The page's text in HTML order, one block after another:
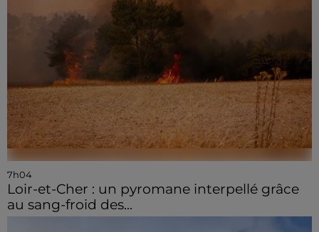
7h04
Loir-et-Cher : un pyromane interpellé grâce
au sang-froid des...